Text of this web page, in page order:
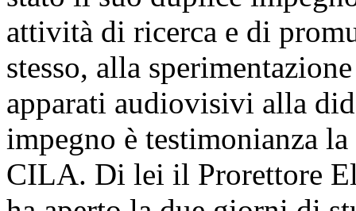
attività di ricerca e di
stesso, alla
apparati audiovisivi alla
impegno è testimonianza
CILA. Di lei il Prorettore